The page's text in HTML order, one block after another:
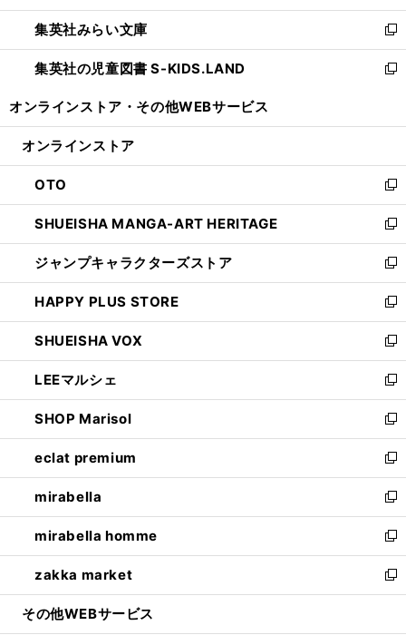
開
く
ウ
で
開
く
ン
ド
ウ
で
ウ
ィ
ン
ド
開
集英社みらい文庫
新
し
い
ン
ウ
で
開
く
集英社の児童図書 S-KIDS.LAND
新
ウ
ン
ド
ウ
で
開
く
オンラインストア・ その他WEBサービス
オンラインストア
OTO
新
し
い
ウ
ィ
ン
ド
ウ
で
開
く
SHUEISHA MANGA-ART HERITAGE
新
し
い
ウ
ィ
ン
ド
ウ
で
開
く
ジャンプキャラクターズストア
新
し
い
ウ
ィ
ン
ド
ウ
で
開
く
HAPPY PLUS STORE
新
し
い
ウ
ィ
ン
ド
ウ
で
開
く
SHUEISHA VOX
新
し
い
ウ
ィ
ン
ド
ウ
で
開
く
LEEマルシェ
新
し
い
ウ
ィ
ン
ド
ウ
で
開
く
SHOP Marisol
新
し
い
ウ
ィ
ン
ド
ウ
で
開
eclat premium
新
し
い
ウ
ィ
ン
ド
ウ
mirabella
新
し
い
ウ
ィ
ン
mirabella homme
新
し
い
ウ
zakka market
新
し
その他WEBサービス